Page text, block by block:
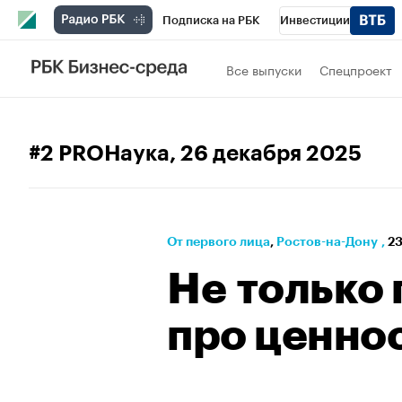
Подписка на РБК Инвестиции
РБК Вино
Кредитные рейтинги
Все выпуски Спецпроект
#2 PROНаука, 26 декабря 2025
От первого лица⁠, Ростов-на-Дону ,
Не только
про